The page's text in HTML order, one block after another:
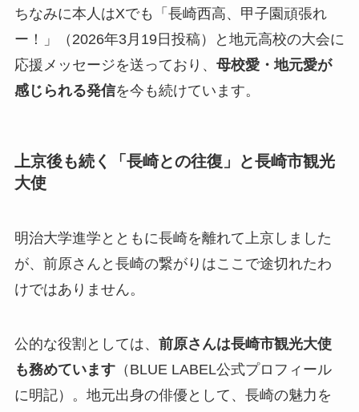
ちなみに本人はXでも「長崎西高、甲子園頑張れ
ー！」（2026年3月19日投稿）と地元高校の大会に
応援メッセージを送っており、 母校愛・地元愛が
感じられる発信を今も続けています。
上京後も続く「長崎との往復」と長崎市観光
大使
明治大学進学とともに長崎を離れて上京しました
が、前原さんと長崎の繋がりはここで途切れたわ
けではありません。
公的な役割としては、 前原さんは長崎市観光大使
も務めています（BLUE LABEL公式プロフィール
に明記）。地元出身の俳優として、長崎の魅力を